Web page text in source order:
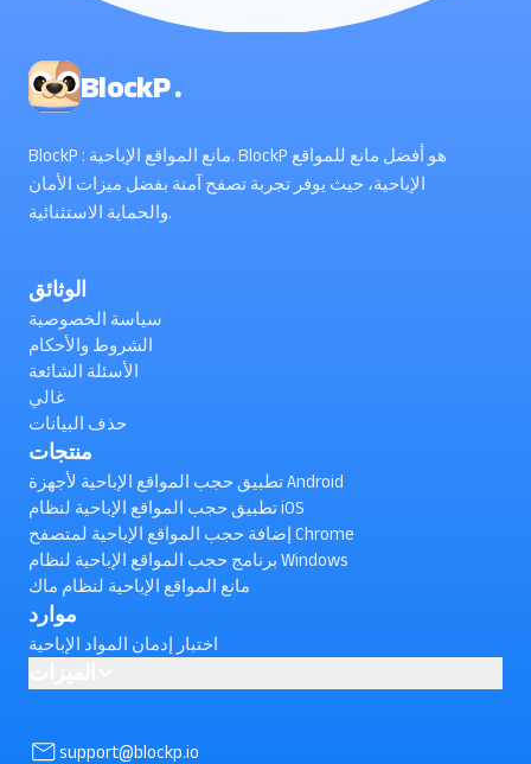
BlockP .
BlockP : مانع المواقع الإباحية. BlockP هو أفضل مانع للمواقع
الإباحية، حيث يوفر تجربة تصفح آمنة بفضل ميزات الأمان
والحماية الاستثنائية.
الوثائق
سياسة الخصوصية
الشروط والأحكام
الأسئلة الشائعة
غالي
حذف البيانات
منتجات
تطبيق حجب المواقع الإباحية لأجهزة Android
تطبيق حجب المواقع الإباحية لنظام iOS
إضافة حجب المواقع الإباحية لمتصفح Chrome
برنامج حجب المواقع الإباحية لنظام Windows
مانع المواقع الإباحية لنظام ماك
موارد
اختبار إدمان المواد الإباحية
(تم التحقق)
support@blockp.io